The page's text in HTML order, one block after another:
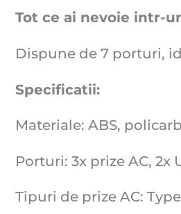
Tot ce ai nevoie intr-
Dispune de 7 porturi,
Specificatii:
Materiale: ABS,
Porturi: 3x prize AC, 2x
Tipuri de prize AC: